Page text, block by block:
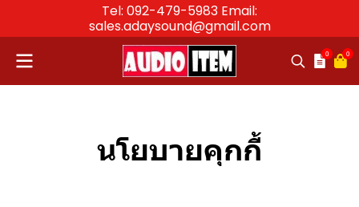
Tel: 092-479-5983 Email:
sales.adaysound@gmail.com
0 0
นโยบายคุกกี้